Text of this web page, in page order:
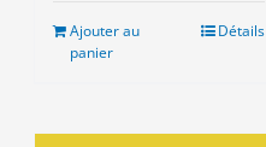
Ajouter au
panier
Détails